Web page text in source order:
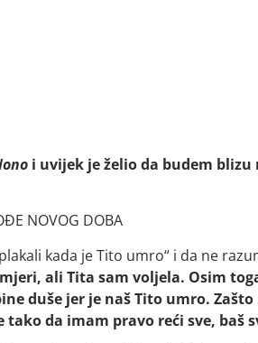
i uvijek je želio da budem
NOVOG DOBA
kada je Tito umro“ i da ne
ali Tita sam voljela. Osim
duše jer je naš Tito umro.
da imam pravo reći sve, baš